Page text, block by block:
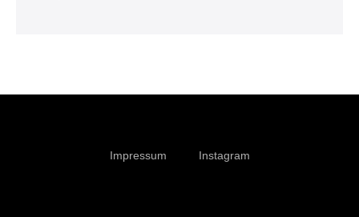
Impressum Instagram